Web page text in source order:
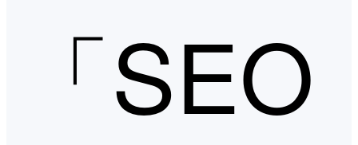
「SEO